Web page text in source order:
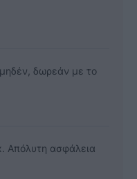
δωρεάν με το
Απόλυτη ασφάλεια